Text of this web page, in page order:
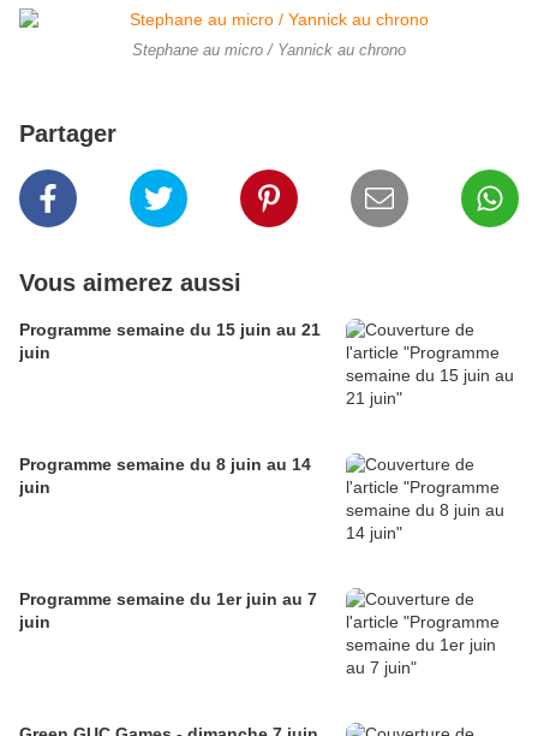
Stephane au micro / Yannick au chrono
Partager
Vous aimerez aussi
Programme semaine du 15 juin au 21
juin
Programme semaine du 8 juin au 14
juin
Programme semaine du 1er juin au 7
juin